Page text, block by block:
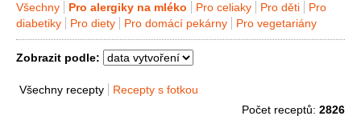
Všechny Pro alergiky na mléko Pro celiaky Pro děti
Pro
diabetiky
Pro diety Pro domácí pekárny Pro vegetariány
Zobrazit podle:
Všechny recepty
Recepty s fotkou
Počet receptů: 2826